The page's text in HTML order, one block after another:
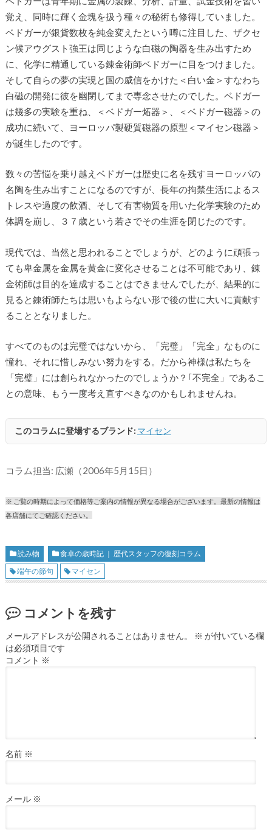
覚え、同時に輝く金塊を扱う種々の秘術も修得していました。
ベドガーが銀貨数枚を純金変えたという噂に注目した、ザクセ
ン候アウグスト強王は同じような白磁の陶器を生み出すため
に、化学に精通している錬金術師ベドガーに目をつけました。
そして自らの夢の実現と国の威信をかけた＜白い金＞すなわち
白磁の開発に彼を幽閉してまで専念させたのでした。ベドガー
は幾多の実験を重ね、＜ベドガー炻器＞、＜ベドガー磁器＞の
成功に続いて、ヨーロッパ製硬質磁器の原型＜マイセン磁器＞
が誕生したのです。
数々の苦悩を乗り越えベドガーは歴史に名を残すヨーロッパの
名陶を生み出すことになるのですが、長年の拘禁生活によるス
トレスや過度の飲酒、そして有害物質を用いた化学実験のため
体調を崩し、３７歳という若さでその生涯を閉じたのです。
現代では、当然と思われることでしょうが、どのように頑張っ
ても卑金属を金属を黄金に変化させることは不可能であり、錬
金術師は目的を達成することはできませんでしたが、結果的に
見ると錬術師たちは思いもよらない形で後の世に大いに貢献す
ることとなりました。
すべてのものは完璧ではないから、「完璧」「完全」なものに
憧れ、それに惜しみない努力をする。だから神様は私たちを
「完璧」には創られなかったのでしょうか？｢不完全」であるこ
との意味、もう一度考え直すべきなのかもしれませんね。
このコラムに登場するブランド: マイセン
コラム担当: 広瀬（2006年5月15日）
※ ご覧の時期によって価格等ご案内の情報が異なる場合がございます。最新の情報は
各店舗にてご確認ください。
読み物
食卓の歳時記 ｜ 歴代スタッフの復刻コラム
端午の節句
マイセン
コメントを残す
メールアドレスが公開されることはありません。 ※ が付いている欄
は必須項目です
コメント ※
名前 ※
メール ※